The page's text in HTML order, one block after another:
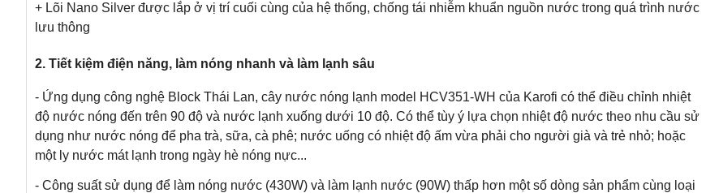
+ Lõi Nano Silver được lắp ở vị trí cuối cùng của hệ thống, chống tái nhiễm khuẩn nguồn nước trong quá trình nước
lưu thông
2. Tiết kiệm điện năng, làm nóng nhanh và làm lạnh sâu
- Ứng dụng công nghệ Block Thái Lan, cây nước nóng lạnh model HCV351-WH của Karofi có thể điều chỉnh nhiệt
độ nước nóng đến trên 90 độ và nước lạnh xuống dưới 10 độ. Có thể tùy ý lựa chọn nhiệt độ nước theo nhu cầu sử
dụng như nước nóng để pha trà, sữa, cà phê; nước uống có nhiệt độ ấm vừa phải cho người già và trẻ nhỏ; hoặc
một ly nước mát lạnh trong ngày hè nóng nực...
- Công suất sử dụng để làm nóng nước (430W) và làm lạnh nước (90W) thấp hơn một số dòng sản phẩm cùng loại